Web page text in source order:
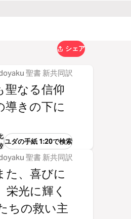
シェア
聖書 新共同訳
聖なる信仰
導きの下に
ユダの手紙 1:20で検索
聖書 新共同訳
た、喜びに
光に輝く
ちの救い主